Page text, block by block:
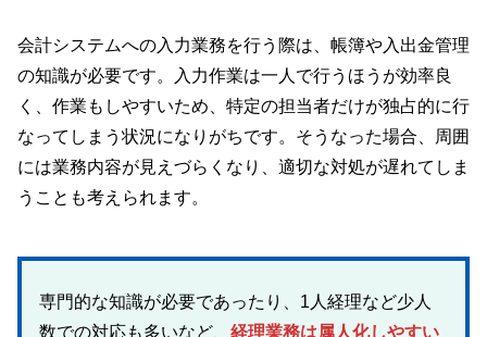
会計システムへの入力業務を行う際は、帳簿や入出金管理
の知識が必要です。入力作業は一人で行うほうが効率良
く、作業もしやすいため、特定の担当者だけが独占的に行
なってしまう状況になりがちです。そうなった場合、周囲
には業務内容が見えづらくなり、適切な対処が遅れてしま
うことも考えられます。
専門的な知識が必要であったり、1人経理など少人
数での対応も多いなど、 経理業務は属人化しやすい